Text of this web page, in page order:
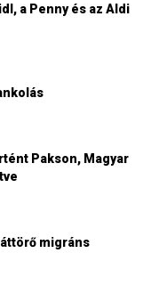
a Penny és az Aldi
Pakson, Magyar
migráns